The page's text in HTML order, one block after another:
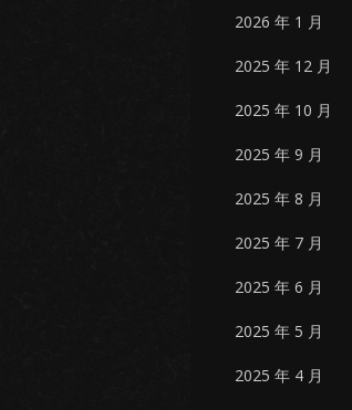
2026 年 1 月
2025 年 12 月
2025 年 10 月
2025 年 9 月
2025 年 8 月
2025 年 7 月
2025 年 6 月
2025 年 5 月
2025 年 4 月